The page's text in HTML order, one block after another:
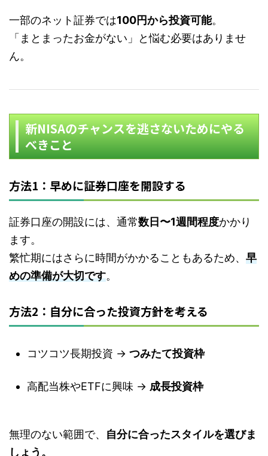
一部のネット証券では100円から投資可能。
「まとまったお金がない」と悩む必要はありませ
ん。
新NISAのチャンスを逃さないためにやる
べきこと
方法1：早めに証券口座を開設する
証券口座の開設には、通常数日〜1週間程度かかり
ます。
繁忙期にはさらに時間がかかることもあるため、 早
めの準備が大切です。
方法2：自分に合った投資方針を考える
コツコツ長期投資 → つみたて投資枠
高配当株やETFに興味 → 成長投資枠
無理のない範囲で、 自分に合ったスタイルを選びま
しょう。